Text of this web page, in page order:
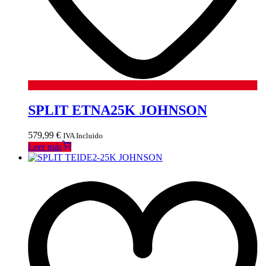
SPLIT ETNA25K JOHNSON
579,99 € IVA Incluido
Leer más